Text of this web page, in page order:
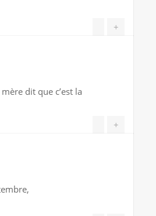
+
dit que c’est la
+